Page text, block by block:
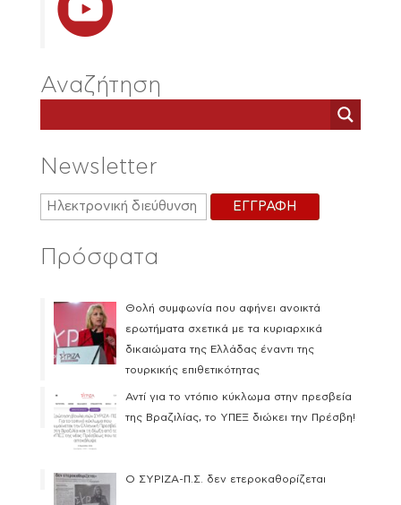
Αναζήτηση
Newsletter
Πρόσφατα
Θολή συμφωνία που αφήνει ανοικτά
ερωτήματα σχετικά με τα κυριαρχικά
δικαιώματα της Ελλάδας έναντι της
τουρκικής επιθετικότητας
Αντί για το ντόπιο κύκλωμα στην πρεσβεία
της Βραζιλίας, το ΥΠΕΞ διώκει την Πρέσβη!
Ο ΣΥΡΙΖΑ-Π.Σ. δεν ετεροκαθορίζεται